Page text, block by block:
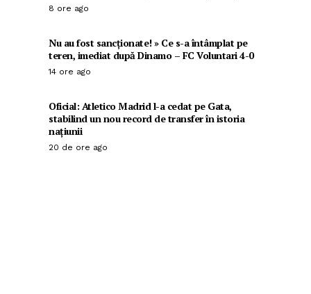
8 ore ago
Nu au fost sancționate! » Ce s-a întâmplat pe
teren, imediat după Dinamo – FC Voluntari 4-0
14 ore ago
Oficial: Atletico Madrid l-a cedat pe Gata,
stabilind un nou record de transfer în istoria
națiunii
20 de ore ago